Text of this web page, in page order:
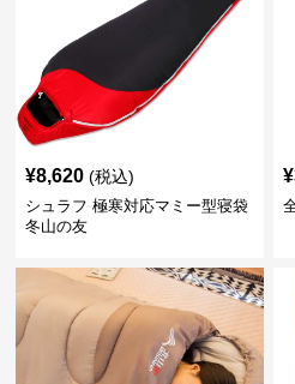
¥8,620 (税込)
シュラフ 極寒対応マミー型寝袋
冬山の友
¥